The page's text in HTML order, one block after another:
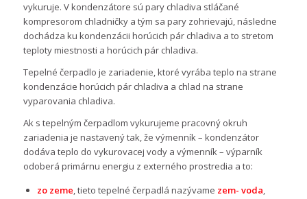
vykuruje. V kondenzátore sú pary chladiva stláčané
kompresorom chladničky a tým sa pary zohrievajú, následne
dochádza ku kondenzácii horúcich pár chladiva a to stretom
teploty miestnosti a horúcich pár chladiva.
Tepelné čerpadlo je zariadenie, ktoré vyrába teplo na strane
kondenzácie horúcich pár chladiva a chlad na strane
vyparovania chladiva.
Ak s tepelným čerpadlom vykurujeme pracovný okruh
zariadenia je nastavený tak, že výmenník – kondenzátor
dodáva teplo do vykurovacej vody a výmenník – výparník
odoberá primárnu energiu z externého prostredia a to:
zo zeme, tieto tepelné čerpadlá nazývame zem- voda,